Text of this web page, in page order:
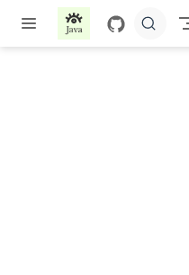
跳至主要內容